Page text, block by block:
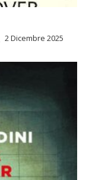
2 Dicembre 2025